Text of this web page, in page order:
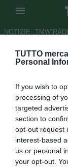
TUTTO
Personal
If you wish to
processing of
targeted
section to
opt-out request
interest-based
us or personal
your opt-out.
NOTIZIE TMW